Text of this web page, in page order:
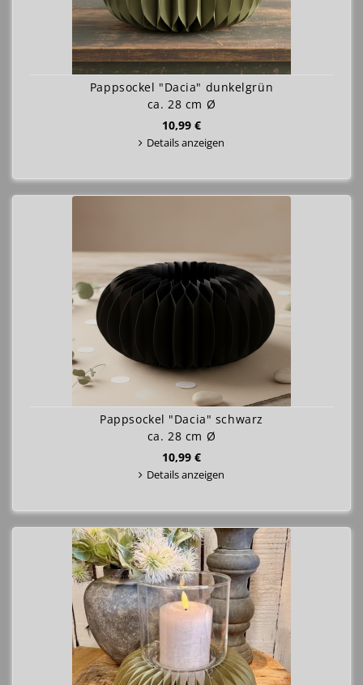
Pappsockel "Dacia" dunkelgrün
ca. 28 cm Ø
10,99 €
Details anzeigen
Pappsockel "Dacia" schwarz
ca. 28 cm Ø
10,99 €
Details anzeigen